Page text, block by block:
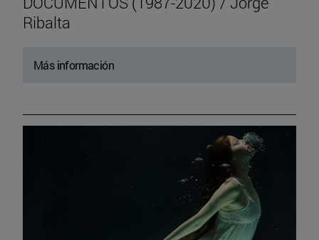
Ribalta
Más información